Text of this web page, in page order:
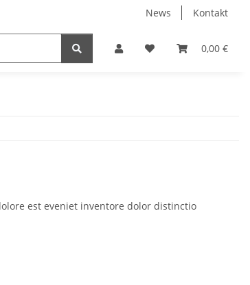
News Kontakt
0,00 €
est eveniet inventore dolor distinctio